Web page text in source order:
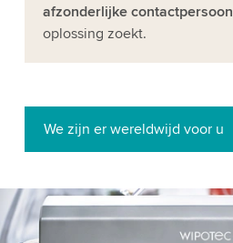
afzonderlijke contactpersoon
oplossing zoekt.
We zijn er wereldwijd voor u